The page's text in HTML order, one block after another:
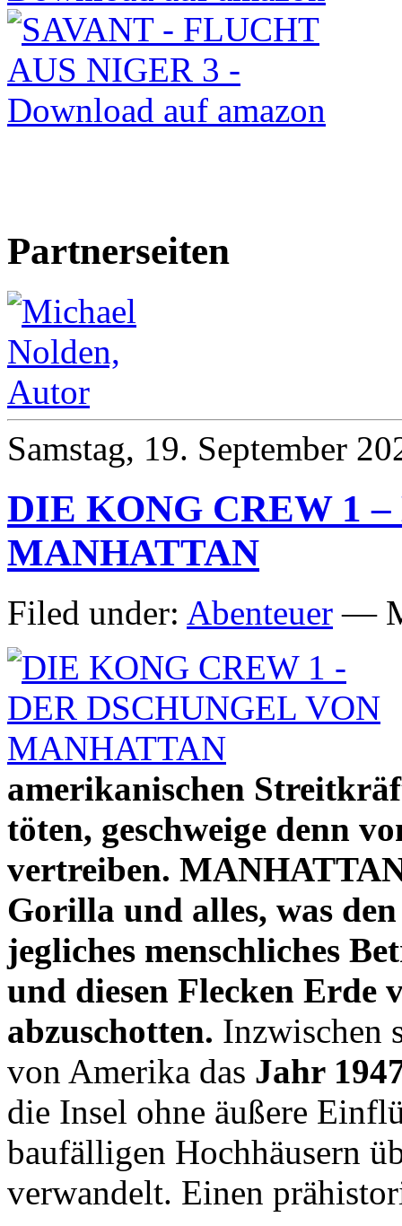
Partnerseiten
Samstag, 19. September
DIE KONG CREW 1
MANHATTAN
Filed under: Abenteuer —
amerikanischen
töten, geschweige denn
vertreiben.
Gorilla und alles, was
jegliches menschliches
und diesen Flecken Erde
abzuschotten. Inzwischen
von Amerika das Jahr
die Insel ohne äußere
baufälligen Hochhäusern
verwandelt. Einen